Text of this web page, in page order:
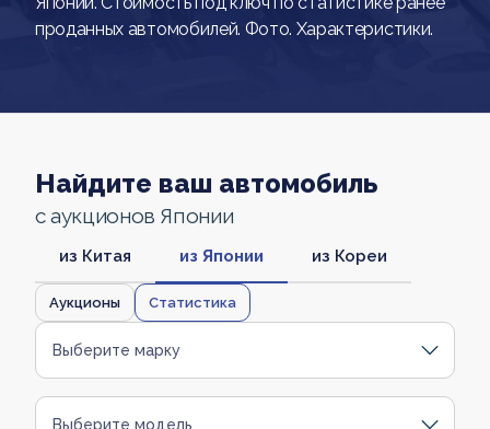
проданных автомобилей. Фото. Характеристики.
Найдите ваш автомобиль
с аукционов Японии
из Китая из Японии из Кореи
Аукционы Статистика
Выберите марку
Выберите модель